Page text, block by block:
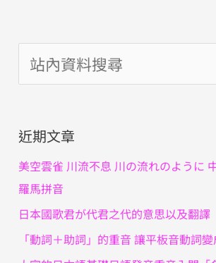
尋
鍵
字
:
近期文章
美空雲雀 川流不息 川の流れのように
羅馬拼音
日本國歌君が代君之代的意思以及翻譯
「動詞＋助詞」的重音 讓平板音動詞